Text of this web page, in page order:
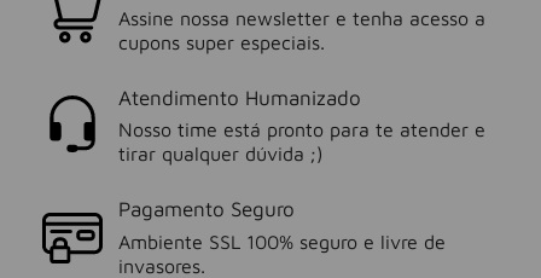
Assine nossa newsletter e tenha acesso a
cupons super especiais.
Atendimento Humanizado
Nosso time está pronto para te atender e
tirar qualquer dúvida ;)
Pagamento Seguro
Ambiente SSL 100% seguro e livre de
invasores.